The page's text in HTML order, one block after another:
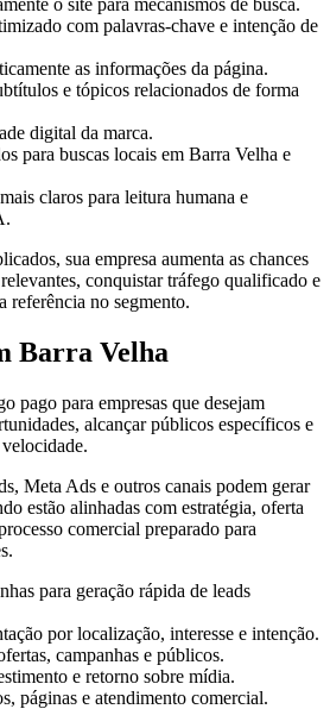
o site para mecanismos de busca.
com palavras-chave e intenção de
as informações da página.
e tópicos relacionados de forma
digital da marca.
para buscas locais em Barra Velha e
claros para leitura humana e
sua empresa aumenta as chances
conquistar tráfego qualificado e
referência no segmento.
Barra Velha
pago para empresas que desejam
alcançar públicos específicos e
Meta Ads e outros canais podem gerar
estão alinhadas com estratégia, oferta
comercial preparado para
para geração rápida de leads
por localização, interesse e intenção.
campanhas e públicos.
e retorno sobre mídia.
páginas e atendimento comercial.